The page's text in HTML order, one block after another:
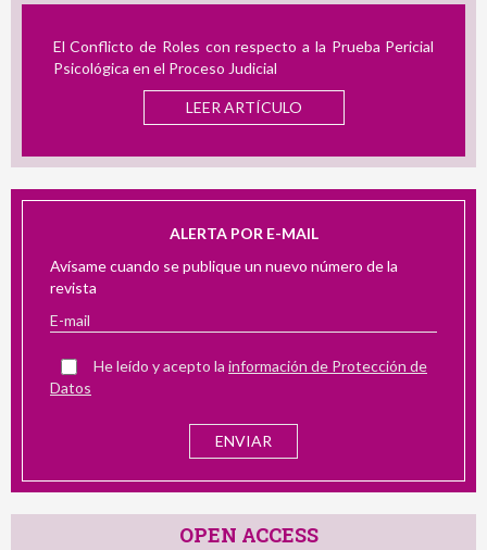
a la Prueba Pericial
Revisión de Instrumentos en
Acoso Laboral: Su Utilidad en la
ALERTA POR E-MAIL
Avísame cuando se publique un nuevo número de la
revista
He leído y acepto la información de Protección de
Datos
OPEN ACCESS